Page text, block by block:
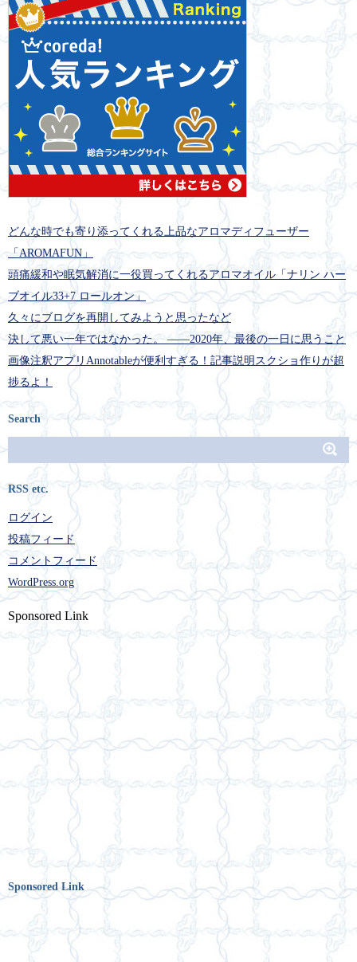
どんな時でも寄り添ってくれる上品なアロマディフューザー
「AROMAFUN」
頭痛緩和や眠気解消に一役買ってくれるアロマオイル「ナリン ハー
ブオイル33+7 ロールオン」
久々にブログを再開してみようと思ったなど
決して悪い一年ではなかった。 ――2020年、最後の一日に思うこと
画像注釈アプリAnnotableが便利すぎる！記事説明スクショ作りが超
捗るよ！
Search
RSS etc.
ログイン
投稿フィード
コメントフィード
WordPress.org
Sponsored Link
Sponsored Link